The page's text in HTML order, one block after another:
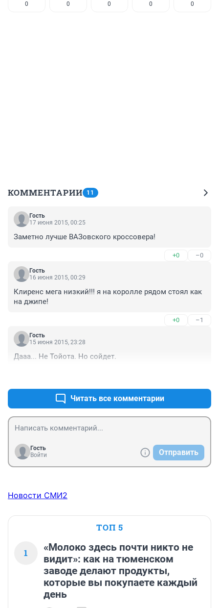
0 0 0 0 0
КОММЕНТАРИИ 11
Гость
17 июня 2015, 00:25
Заметно лучше ВАЗовского кроссовера!
+0 –0
Гость
16 июня 2015, 00:29
Клиренс мега низкий!!! я на королле рядом стоял как
на джипе!
+0 –1
Гость
15 июня 2015, 23:28
Дааа... Не Тойота. Но сойдет.
Читать все комментарии
Гость
Войти
Отправить
Новости СМИ2
ТОП 5
1
«Молоко здесь почти никто не
видит»: как на тюменском
заводе делают продукты,
которые вы покупаете каждый
день